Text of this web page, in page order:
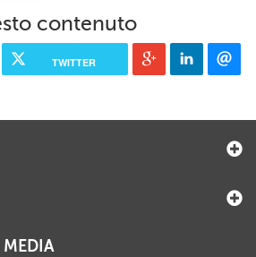
contenuto
TWITTER
MEDIA